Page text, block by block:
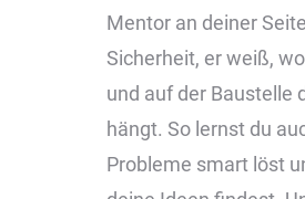
Mentor an deiner
Sicherheit, er weiß,
und auf der Baustelle
hängt. So lernst du
Probleme smart löst